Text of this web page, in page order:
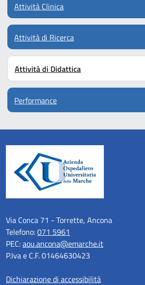
Attività Clinica
Attività di Ricerca
Attività di Didattica
Performance
Via Conca 71 - Torrette, Ancona
Telefono:071 5961
PEC:aou.ancona@emarche.it
P.Iva e C.F. 01464630423
Dichiarazione di accessibilità